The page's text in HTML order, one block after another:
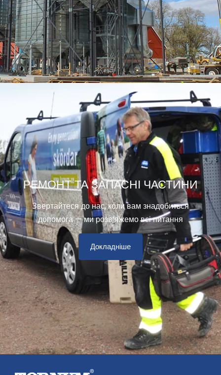
РЕМОНТ ТА ЗАПАСНІ ЧАСТИНИ
Звертайтеся до нас, коли вам знадобиться
допомога — ми розв’яжемо всі питання
Докладніше